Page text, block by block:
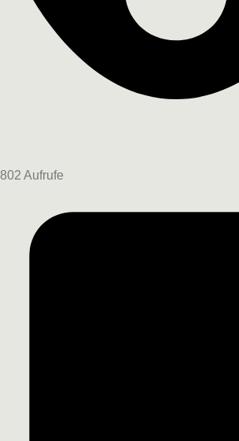
802 Aufrufe